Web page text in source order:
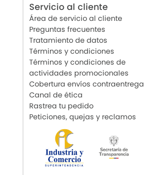
Servicio al cliente
Área de servicio al cliente
Preguntas frecuentes
Tratamiento de datos
Términos y condiciones
Términos y condiciones de
actividades promocionales
Cobertura envíos contraentrega
Canal de ética
Rastrea tu pedido
Peticiones, quejas y reclamos